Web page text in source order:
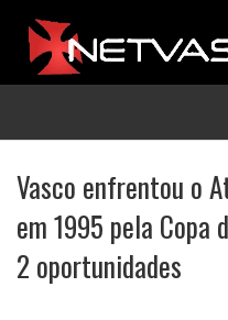
Vasco enfrentou o
em 1995 pela Copa
2 oportunidades